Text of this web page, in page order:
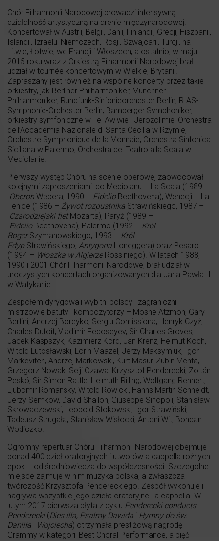
Chór Filharmonii Narodowej prowadzi intensywną
działalność artystyczną na arenie międzynarodowej.
Koncertował w Austrii, Belgii, Danii, Finlandii, Grecji, Hiszpanii,
Islandii, Izraelu, Niemczech, Rosji, Szwajcarii, Turcji, na
Litwie, Łotwie, we Francji i Włoszech, a ostatnio, w maju
2015 roku wraz z Orkiestrą Filharmonii Narodowej brał
udział w tournée koncertowym w Wielkiej Brytanii.
Zapraszany jest również na wspólne koncerty przez takie
orkiestry, jak Berliner Philharmoniker, Münchner
Philharmoniker, Rundfunk-Sinfonieorchester Berlin, RIAS-
Symphonie-Orchester Berlin, Bamberger Symphoniker,
orkiestry symfoniczne w Tel Awiwie i Jerozolimie, Orchestra
dell’Accademia Nazionale di Santa Cecilia w Rzymie,
Orchestre Symphonique de la Monnaie, Orchestra Sinfonica
Siciliana w Palermo, Orchestra del Teatro alla Scala w
Mediolanie.
Pierwszy występ Chóru na scenie operowej zaowocował
kolejnymi zaproszeniami: do Mediolanu – La Scala (1989 –
Oberon Webera, 1990 – FidelioBeethovena), Wenecji – La
Fenice (1986 – Żywot rozpustnika Strawińskiego, 1987 –
Czarodziejski fletMozarta), Paryż (1989 –
FidelioBeethovena), Palermo (1992 – Król
RogerSzymanowskiego, 1993 – Król
Edyp Strawińskiego, Antygona Honeggera) oraz Pesaro
(1994 – Włoszka w AlgierzeRossiniego). W latach 1988,
1990 i 2001 Chór Filharmonii Narodowej brał udział w
uroczystych koncertach organizowanych dla Jana Pawła II
w Watykanie.
Zespołem dyrygowali wybitni polscy i zagraniczni
mistrzowie batuty i kompozytorzy – Moshe Atzmon, Gary
Bertini, Andrzej Boreyko, Sergiu Comissiona, Henryk Czyż,
Charles Dutoit, Vladimir Fedoseyev, Sir Charles Groves,
Jacek Kaspszyk, Kazimierz Kord, Jan Krenz, Helmut Koch,
Witold Lutosławski, Lorin Maazel, Jerzy Maksymiuk, Igor
Markevitch, Andrzej Markowski, Kurt Masur, Zubin Mehta,
Grzegorz Nowak, Seiji Ozawa, Krzysztof Penderecki, Zoltán
Peskó, Sir Simon Rattle, Helmuth Rilling, Wolfgang Rennert,
Ljubomir Romansky, Witold Rowicki, Hanns Martin Schneidt,
Jerzy Semkow, David Shallon, Giuseppe Sinopoli, Stanisław
Skrowaczewski, Leopold Stokowski, Igor Strawiński,
Tadeusz Strugała, Stanisław Wisłocki, Antoni Wit, Bohdan
Wodiczko.
Ogromny repertuar Chóru Filharmonii Narodowej obejmuje
ponad 400 dzieł oratoryjnych i utworów a cappella rożnych
epok – od średniowiecza do współczesności. Szczególne
miejsce zajmuje w nim muzyka polska, a zwłaszcza
twórczość Krzysztofa Pendereckiego. Zespół wykonuje i
nagrywa wszystkie jego dzieła oratoryjne i a cappella. W
lutym 2017 pierwsza płyta z cyklu Penderecki conducts
Penderecki(Dies illa, Psalmy Dawida i Hymny do św.
Daniiła i Wojciecha) otrzymała prestiżową nagrodę
Grammy w kategorii Best Choral Performance, a pięć